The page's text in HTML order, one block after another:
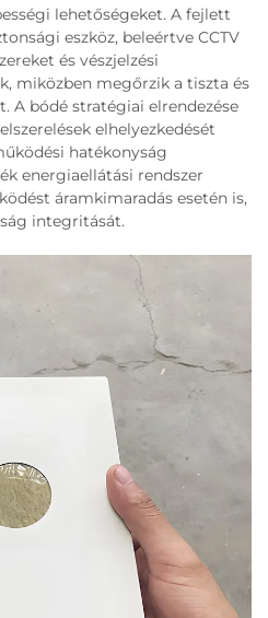
lehetőségeket. A fejlett
eszköz, beleértve CCTV
és vészjelzési
miközben megőrzik a tiszta és
A bódé stratégiai elrendezése
elhelyezkedését
hatékonyság
energiaellátási rendszer
áramkimaradás esetén is,
integritását.